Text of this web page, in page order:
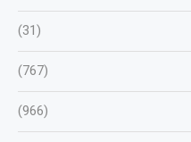
(31)
(767)
(966)